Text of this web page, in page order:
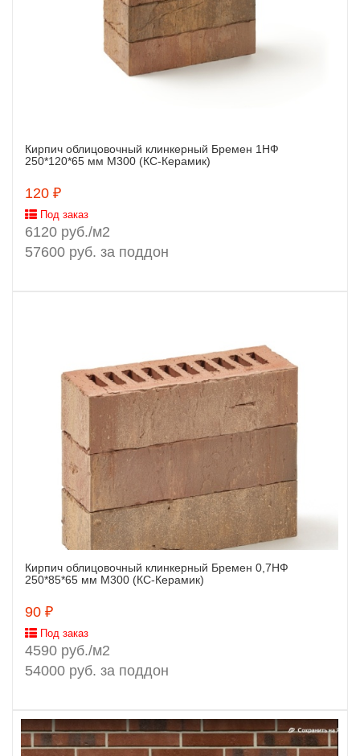
Заказать
Кирпич облицовочный клинкерный Бремен 1НФ
250*120*65 мм М300 (КС-Керамик)
120 ₽
Под заказ
6120 руб./м2
57600 руб. за поддон
Заказать
Кирпич облицовочный клинкерный Бремен 0,7НФ
250*85*65 мм М300 (КС-Керамик)
90 ₽
Под заказ
4590 руб./м2
54000 руб. за поддон